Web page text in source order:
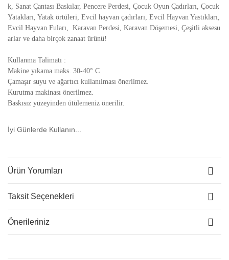
k, Sanat Çantası Baskılar, Pencere Perdesi, Çocuk Oyun Çadırları, Çocuk
Yatakları, Yatak örtüleri, Evcil hayvan çadırları, Evcil Hayvan Yastıkları,
Evcil Hayvan Fuları, Karavan Perdesi, Karavan Döşemesi, Çeşitli aksesu
arlar ve daha birçok zanaat ürünü!
Kullanma Talimatı :
Makine yıkama maks. 30-40° C
Çamaşır suyu ve ağartıcı kullanılması önerilmez.
Kurutma makinası önerilmez.
Baskısız yüzeyinden ütülemeniz önerilir.
İyi Günlerde Kullanın...
Ürün Yorumları
Taksit Seçenekleri
Önerileriniz